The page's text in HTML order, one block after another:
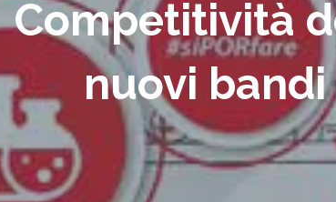
Competitività
nuovi